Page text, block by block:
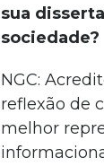
sua
sociedade?
NGC:
reflexão de
melhor